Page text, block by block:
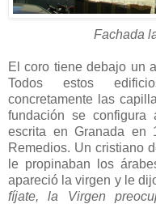
Fachada
El coro tiene debajo un
Todos estos
concretamente las
fundación se configura
escrita en Granada
Remedios. Un cristiano
le propinaban los
apareció la virgen y le
fíjate, la Virgen